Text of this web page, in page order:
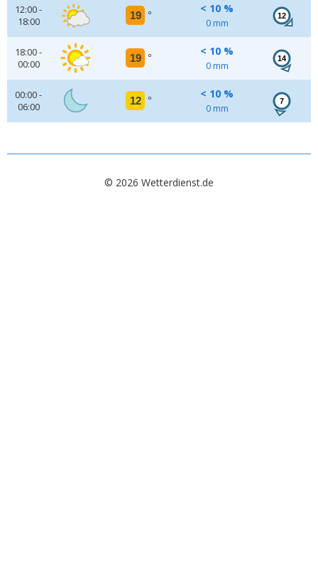
12:00 -
18:00
19 °
< 10 %
0 mm
12
18:00 -
00:00
19 °
< 10 %
0 mm
14
00:00 -
06:00
12 °
< 10 %
0 mm
7
© 2026 Wetterdienst.de